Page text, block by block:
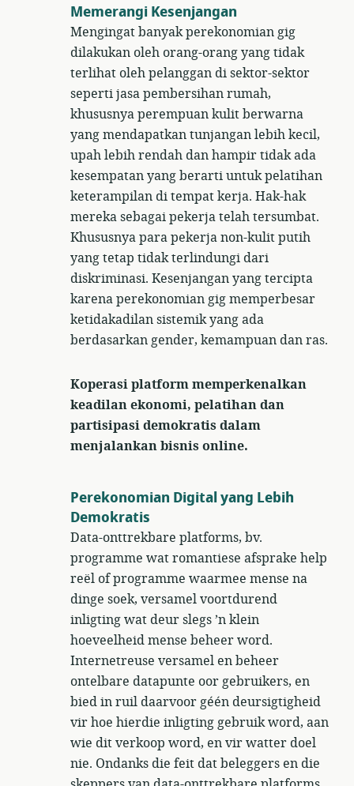
Memerangi Kesenjangan
Mengingat banyak perekonomian gig
dilakukan oleh orang-orang yang tidak
terlihat oleh pelanggan di sektor-sektor
seperti jasa pembersihan rumah,
khususnya perempuan kulit berwarna
yang mendapatkan tunjangan lebih kecil,
upah lebih rendah dan hampir tidak ada
kesempatan yang berarti untuk pelatihan
keterampilan di tempat kerja. Hak-hak
mereka sebagai pekerja telah tersumbat.
Khususnya para pekerja non-kulit putih
yang tetap tidak terlindungi dari
diskriminasi. Kesenjangan yang tercipta
karena perekonomian gig memperbesar
ketidakadilan sistemik yang ada
berdasarkan gender, kemampuan dan ras.
Koperasi platform memperkenalkan
keadilan ekonomi, pelatihan dan
partisipasi demokratis dalam
menjalankan bisnis online.
Perekonomian Digital yang Lebih
Demokratis
Data-onttrekbare platforms, bv.
programme wat romantiese afsprake help
reël of programme waarmee mense na
dinge soek, versamel voortdurend
inligting wat deur slegs ’n klein
hoeveelheid mense beheer word.
Internetreuse versamel en beheer
ontelbare datapunte oor gebruikers, en
bied in ruil daarvoor géén deursigtigheid
vir hoe hierdie inligting gebruik word, aan
wie dit verkoop word, en vir watter doel
nie. Ondanks die feit dat beleggers en die